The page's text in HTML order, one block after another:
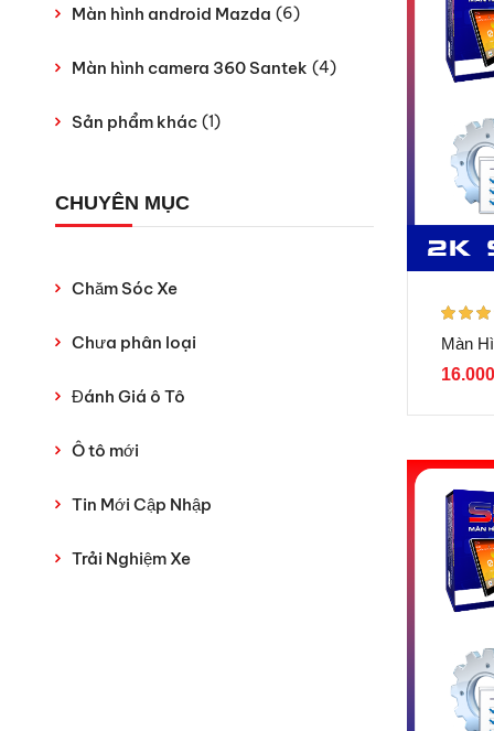
Màn hình android Mazda (6)
Màn hình camera 360 Santek (4)
Sản phẩm khác (1)
CHUYÊN MỤC
Chăm Sóc Xe
Chưa phân loại
Đánh Giá ô Tô
Ô tô mới
Tin Mới Cập Nhập
Trải Nghiệm Xe
Được xếp
hạng
sao
Màn